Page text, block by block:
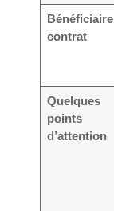
contrat
Quelques
points
d’attention